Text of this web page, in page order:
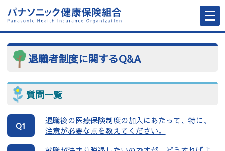
メ
ニ
ュ
ー
開
退職者制度に関するQ&A
質問一覧
Q1
退職後の医療保険制度の加入にあたって、特に、
注意が必要な点を教えてください。